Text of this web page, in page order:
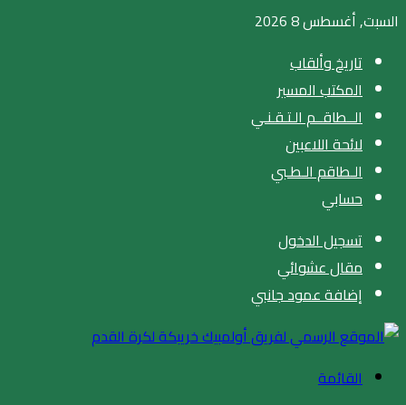
السبت, أغسطس 8 2026
تاريخ وألقاب
المكتب المسير
الــطاقــم الـتـقـنـي
لائحة اللاعبين
الـطاقم الـطـبي
حسابي
تسجيل الدخول
مقال عشوائي
إضافة عمود جانبي
القائمة